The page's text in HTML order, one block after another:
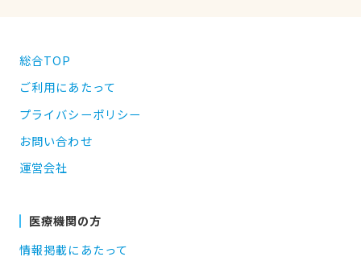
総合TOP
ご利用にあたって
プライバシーポリシー
お問い合わせ
運営会社
医療機関の方
情報掲載にあたって